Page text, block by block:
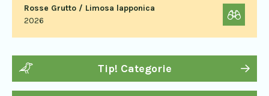
Rosse Grutto / Limosa lapponica
2026
Tip! Categorie